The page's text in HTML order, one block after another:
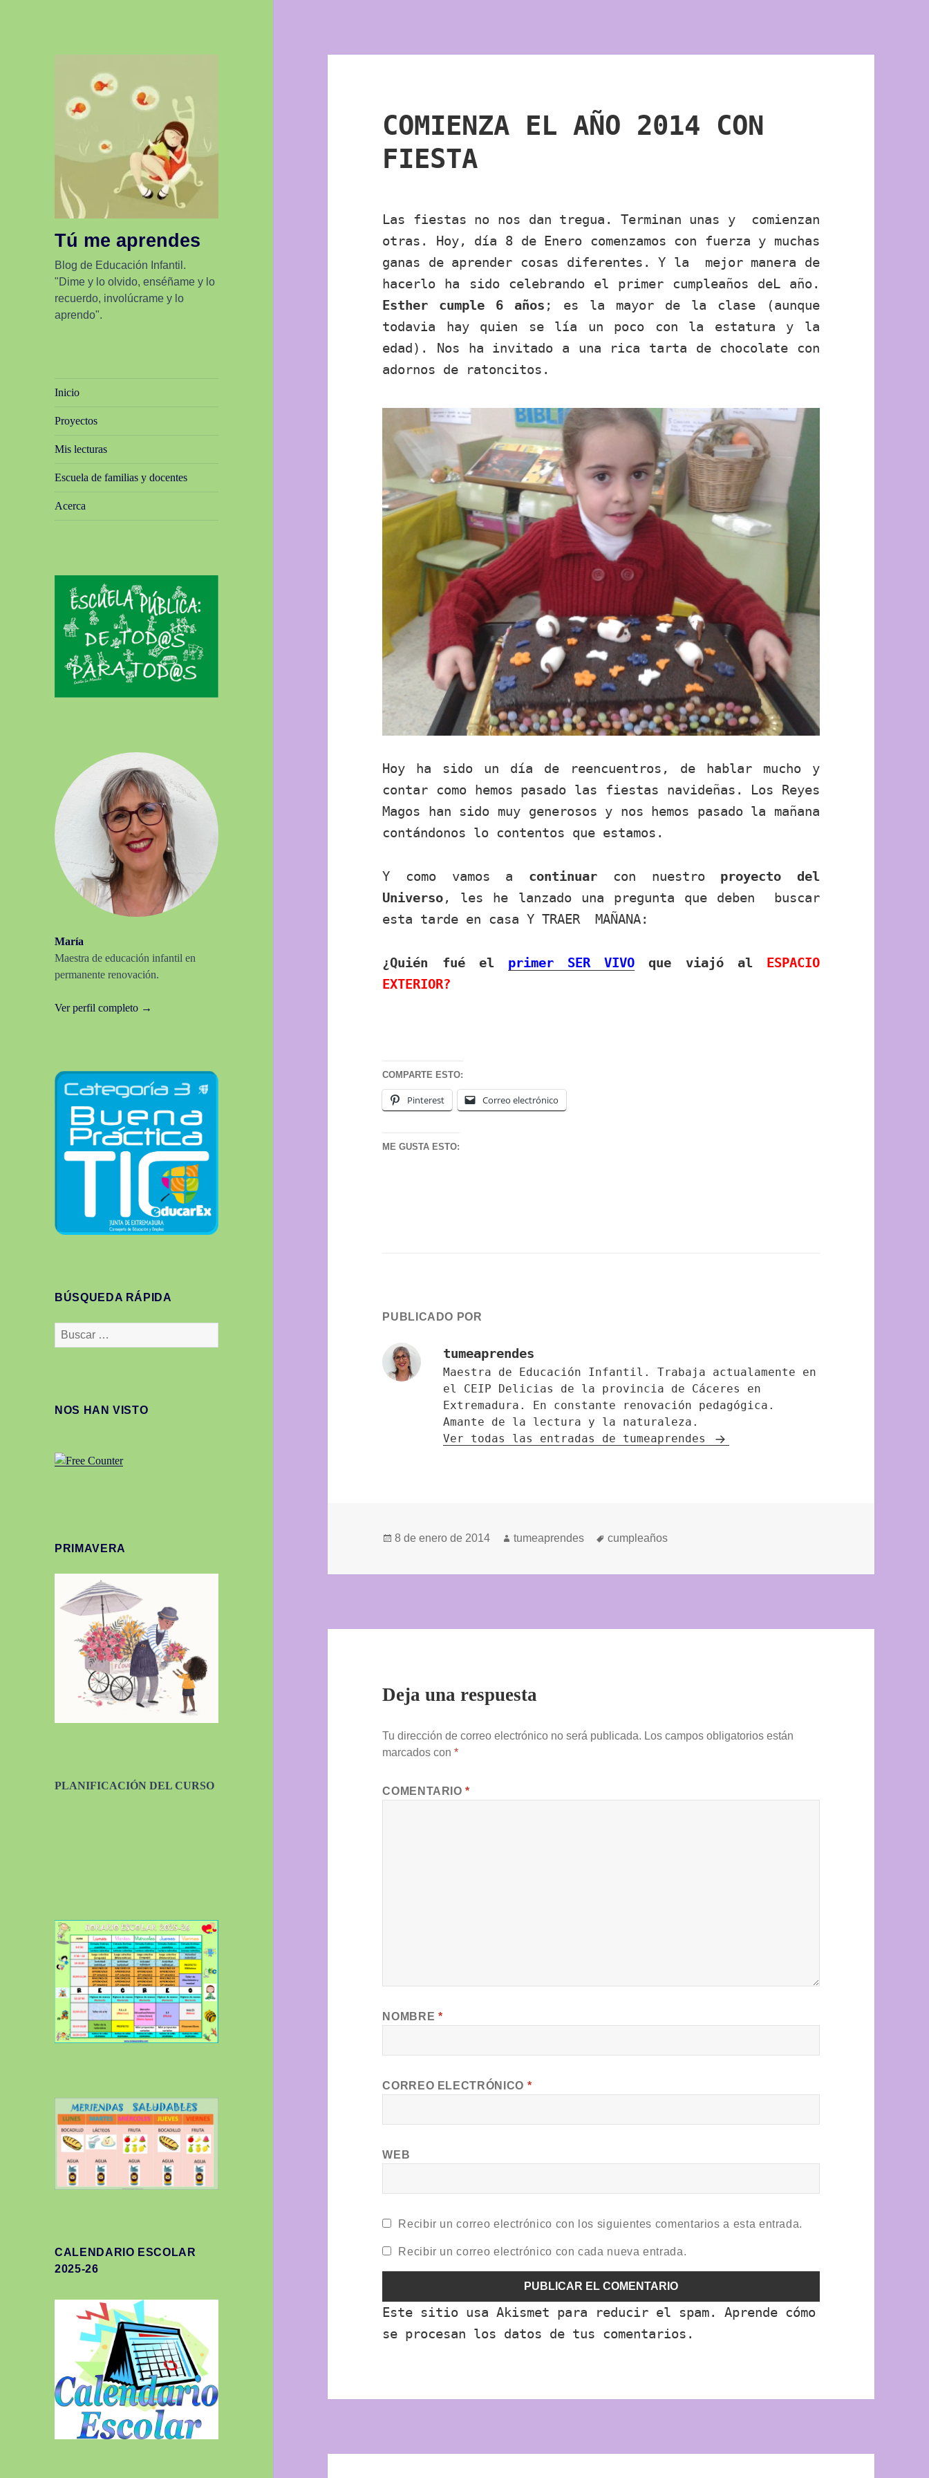
Tú me aprendes
Blog de Educación Infantil.
"Dime y lo olvido, enséñame y lo
recuerdo, involúcrame y lo
aprendo".
Inicio
Proyectos
Mis lecturas
Escuela de familias y docentes
Acerca
María
Maestra de educación infantil en
permanente renovación.
Ver perfil completo →
BÚSQUEDA RÁPIDA
Buscar:
NOS HAN VISTO
PRIMAVERA
PLANIFICACIÓN DEL CURSO
CALENDARIO ESCOLAR
2025-26
COMIENZA EL AÑO 2014 CON
FIESTA
Las fiestas no nos dan tregua. Terminan unas y comienzan
otras. Hoy, día 8 de Enero comenzamos con fuerza y muchas
ganas de aprender cosas diferentes. Y la mejor manera de
hacerlo ha sido celebrando el primer cumpleaños deL año.
Esther cumple 6 años ; es la mayor de la clase (aunque
todavia hay quien se lía un poco con la estatura y la
edad). Nos ha invitado a una rica tarta de chocolate con
adornos de ratoncitos.
Hoy ha sido un día de reencuentros, de hablar mucho y
contar como hemos pasado las fiestas navideñas. Los Reyes
Magos han sido muy generosos y nos hemos pasado la mañana
contándonos lo contentos que estamos.
Y como vamos a continuar con nuestro proyecto del
Universo, les he lanzado una pregunta que deben buscar
esta tarde en casa Y TRAER MAÑANA:
¿Quién fué el primer SER VIVO que viajó al ESPACIO
EXTERIOR?
COMPARTE ESTO:
Pinterest Correo electrónico
ME GUSTA ESTO:
PUBLICADO POR
tumeaprendes
Maestra de Educación Infantil. Trabaja actualamente en
el CEIP Delicias de la provincia de Cáceres en
Extremadura. En constante renovación pedagógica.
Amante de la lectura y la naturaleza.
Ver todas las entradas de tumeaprendes
Publicado
8 de enero de 2014 Autor
tumeaprendes Etiquetas
cumpleaños
Deja una respuesta
Tu dirección de correo electrónico no será publicada. Los campos obligatorios están
marcados con*
COMENTARIO*
NOMBRE *
CORREO ELECTRÓNICO *
WEB
Recibir un correo electrónico con los siguientes comentarios a esta entrada.
Recibir un correo electrónico con cada nueva entrada.
Este sitio usa Akismet para reducir el spam.Aprende cómo
se procesan los datos de tus comentarios.